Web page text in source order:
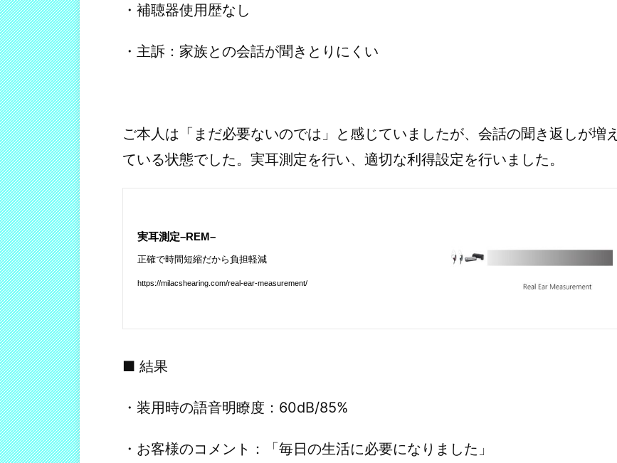
・補聴器使用歴なし
・主訴：家族との会話が聞きとりにくい
ご本人は「まだ必要ないのでは」と感じていましたが、会話の聞き返しが増え
ている状態でした。実耳測定を行い、適切な利得設定を行いました。
■ 結果
・装用時の語音明瞭度：60dB/85%
・お客様のコメント：「毎日の生活に必要になりました」